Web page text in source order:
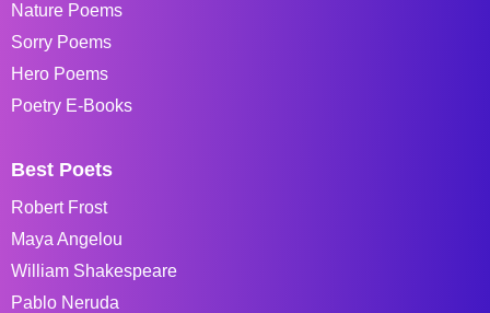
Nature Poems
Sorry Poems
Hero Poems
Poetry E-Books
Best Poets
Robert Frost
Maya Angelou
William Shakespeare
Pablo Neruda